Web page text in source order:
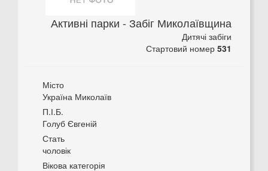
Активні парки - Забіг Миколаївщина
Дитячі забіги
Стартовий номер 531
Місто
Україна Миколаїв
П.І.Б.
Голуб Євгеній
Стать
чоловік
Вікова категорія